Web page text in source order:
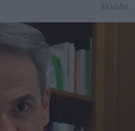
Ελλάδα